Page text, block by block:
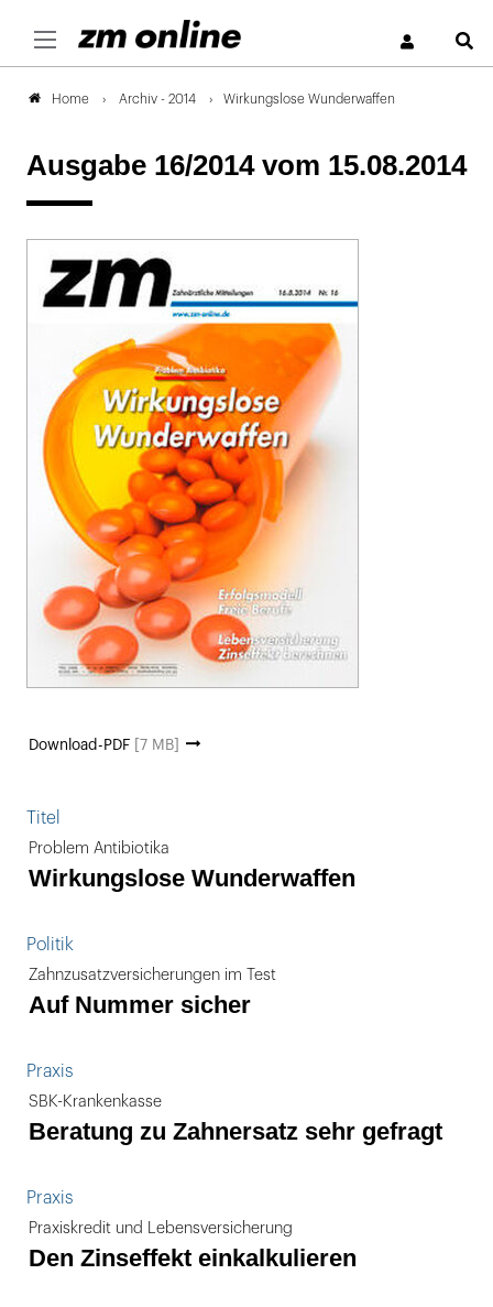
Home Archiv - 2014 Wirkungslose Wunderwaffen
Ausgabe 16/2014 vom 15.08.2014
Download-PDF [7 MB]
Titel
Problem Antibiotika
Wirkungslose Wunderwaffen
Politik
Zahnzusatzversicherungen im Test
Auf Nummer sicher
Praxis
SBK-Krankenkasse
Beratung zu Zahnersatz sehr gefragt
Praxis
Praxiskredit und Lebensversicherung
Den Zinseffekt einkalkulieren